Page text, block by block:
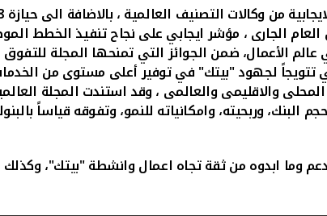
العام الجارى ، مؤشر ايجابي على نجاح تنفيذ الخطط
الرائدة في عالم الأعمال، ضمن الجوائز التي تمنحها
تتويجاً لجهود "بيتك" في توفير أعلى مستوى من
والاقليمى والعالمى ، وقد استندت المجلة
البنك، وربحيته، وامكانياته للنمو، وتفوقه قياساً
ابدوه من ثقة تجاه اعمال وانشطة "بيتك"، وكذلك